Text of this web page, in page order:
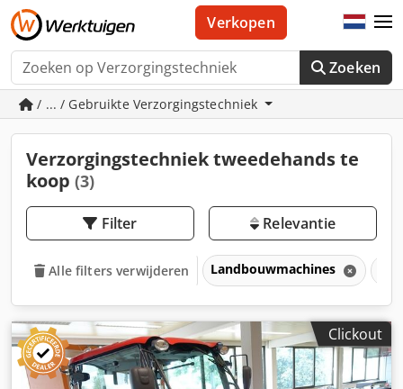
Zoeken
Verkopen
/ ... / Gebruikte Verzorgingstechniek
Verzorgingstechniek tweedehands te
koop (3)
Filter Relevantie
Alle filters verwijderen Landbouwmachines
Clickout